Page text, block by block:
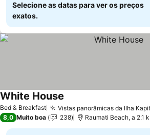
Selecione as datas para ver os preços
exatos.
Bed & Breakfast Vistas panorâmicas da Ilha
White House
8,0 Muito boa 238 Raumati Beach, a 2.1